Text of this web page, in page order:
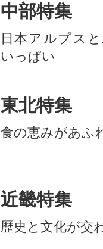
と嬉しいです。保
っかりと梱包をし
します。※この返
割合が5割を超え
地場産品基準に適
す。
中部特集
日本アルプス
いっぱい
東北特集
食の恵みがあふ
近畿特集
歴史と文化が交